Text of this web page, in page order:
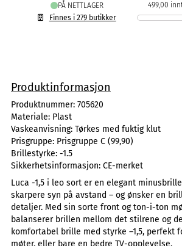
PÅ NETTLAGER
Finnes i 279 butikker
499,00
Produktinformasjon
Produktnummer: 705620
Materiale: Plast
Vaskeanvisning: Tørkes med fuktig klut
Prisgruppe: Prisgruppe C (99,90)
Brillestyrke: -1.5
Sikkerhetsinformasjon: CE-merket
Luca -1,5 i leo sort er en elegant
skarpere syn på avstand – og ønsker en
detaljer. Med sin sorte front og ton-i-ton
balanserer brillen mellom det stilrene og
komfortabel brille med styrke –1,5, perfekt
møter, eller bare en bedre TV-opplevelse.